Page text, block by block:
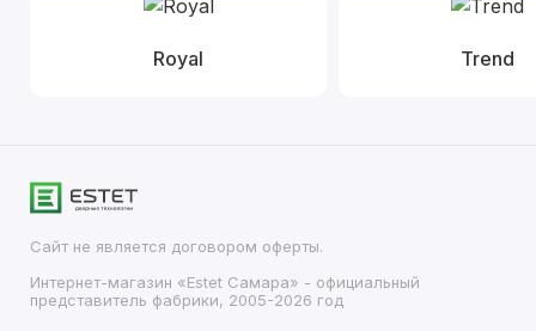
Royal Trend
Сайт не является договором оферты.
Интернет-магазин «Estet Самара» - официальный
представитель фабрики, 2005-2026 год